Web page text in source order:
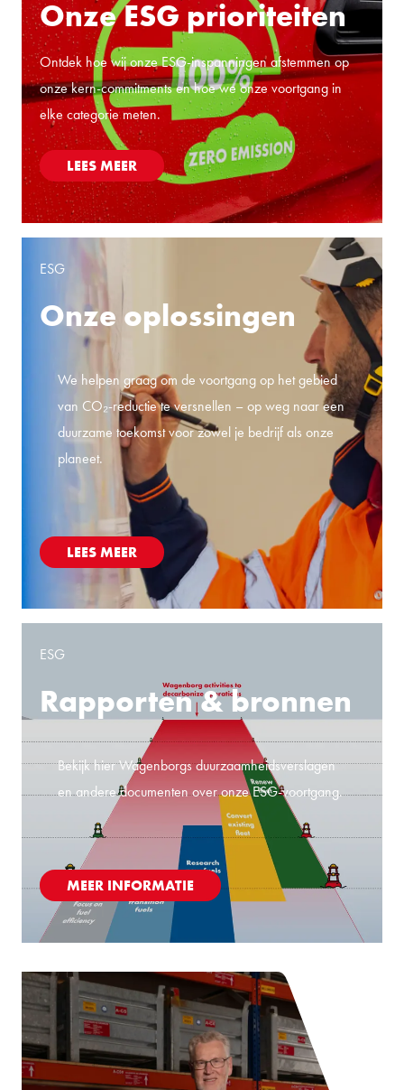
Onze ESG prioriteiten
Ontdek hoe wij onze ESG-inspanningen afstemmen op
onze kern-commitments en hoe we onze voortgang in
elke categorie meten.
LEES MEER
ESG
Onze oplossingen
We helpen graag om de voortgang op het gebied
van CO₂-reductie te versnellen – op weg naar een
duurzame toekomst voor zowel je bedrijf als onze
planeet.
LEES MEER
ESG
Rapporten & bronnen
Bekijk hier Wagenborgs duurzaamheidsverslagen
en andere documenten over onze ESG-voortgang.
MEER INFORMATIE